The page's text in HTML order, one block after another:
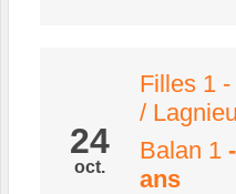
24
oct.
Filles 1
/ Lagnieu
Balan 1
ans